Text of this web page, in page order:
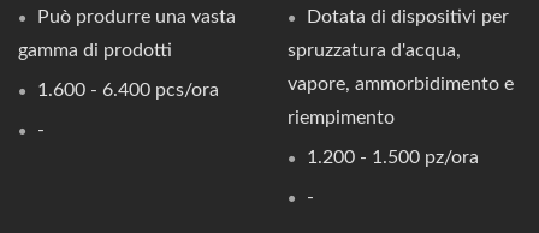
Può produrre una vasta
gamma di prodotti
1.600 - 6.400 pcs/ora
-
Dotata di dispositivi per
spruzzatura d'acqua,
vapore, ammorbidimento e
riempimento
1.200 - 1.500 pz/ora
-